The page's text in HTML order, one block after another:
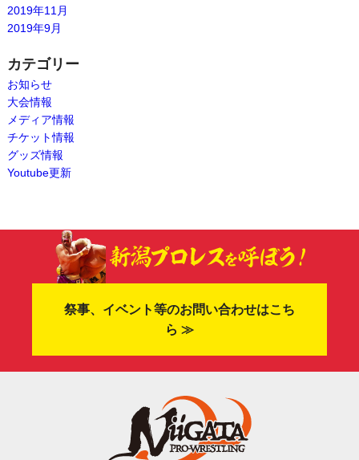
2019年11月
2019年9月
カテゴリー
お知らせ
大会情報
メディア情報
チケット情報
グッズ情報
Youtube更新
祭事、イベント等のお問い合わせはこち
ら ≫